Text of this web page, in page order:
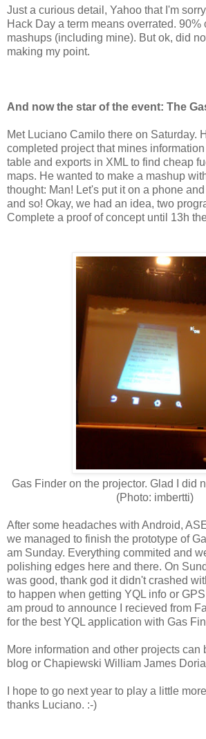
Just a curious detail, Yahoo that I'm
Hack Day a term means overrated. 90%
mashups (including mine). But ok, did
making my point.
And now the star of the event: The
Met Luciano Camilo there on Saturday.
completed project that mines
table and exports in XML to find cheap
maps. He wanted to make a mashup
thought: Man! Let's put it on a phone
and so! Okay, we had an idea, two
Complete a proof of concept until 13h
Gas Finder on the projector. Glad I did
(Photo: imbertti)
After some headaches with Android,
we managed to finish the prototype of
am Sunday. Everything commited and
polishing edges here and there. On
was good, thank god it didn't crashed
to happen when getting YQL info or
am proud to announce I recieved from
for the best YQL application with Gas
More information and other projects can
blog or Chapiewski William James
I hope to go next year to play a little
thanks Luciano. :-)